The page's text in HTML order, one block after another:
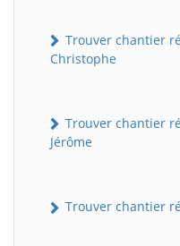
Trouver chantier
Christophe
Trouver chantier
Jérôme
Trouver chantier